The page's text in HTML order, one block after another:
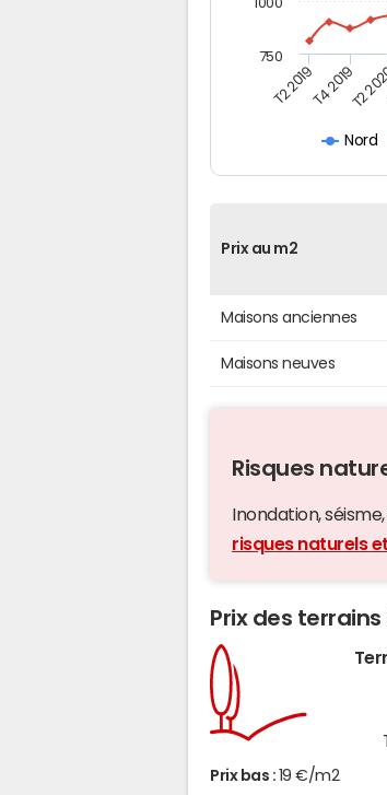
Nord
T2 2019T4 2019T2
750
1000
Prix au m2
Maisons anciennes
Maisons neuves
Risques
Inondation,
risques naturels
Prix des
Prix bas : 19 €/m2